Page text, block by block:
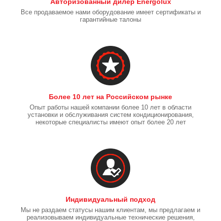
Все продаваемое нами оборудование имеет сертификаты и
гарантийные талоны
Более 10 лет на Российском рынке
Опыт работы нашей компании более 10 лет в области
установки и обслуживания систем кондиционирования,
некоторые специалисты имеют опыт более 20 лет
Индивидуальный подход
Мы не раздаем статусы нашим клиентам, мы предлагаем и
реализовываем индивидуальные технические решения,